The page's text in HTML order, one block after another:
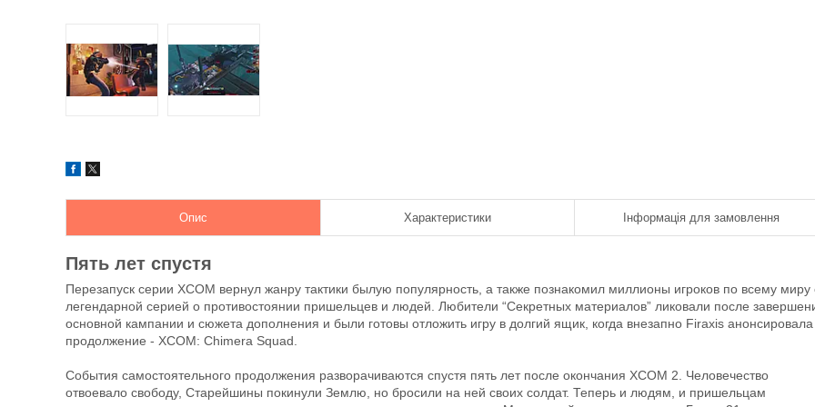
Опис Характеристики Інформація для замовлення
Пять лет спустя
Перезапуск серии XCOM вернул жанру тактики былую популярность, а также познакомил миллионы игроков по всему миру
легендарной серией о противостоянии пришельцев и людей. Любители “Секретных материалов” ликовали после
основной кампании и сюжета дополнения и были готовы отложить игру в долгий ящик, когда внезапно Firaxis анонсировала
продолжение - XCOM: Chimera Squad.
События самостоятельного продолжения разворачиваются спустя пять лет после окончания XCOM 2. Человечество
отвоевало свободу, Старейшины покинули Землю, но бросили на ней своих солдат. Теперь и людям, и пришельцам